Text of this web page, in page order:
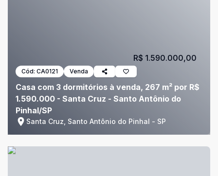
Cód: CA0121 Venda
Casa com 3 dormitórios à venda, 267 m² por R$
1.590.000 - Santa Cruz - Santo Antônio do
Pinhal/SP
Santa Cruz, Santo Antônio do Pinhal - SP
R$ 1.590.000,00